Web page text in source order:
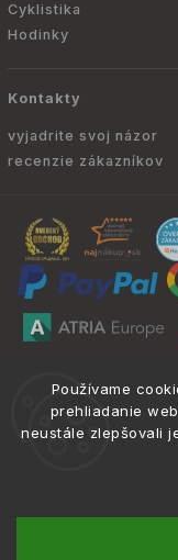
Používame
prehliadanie
neustále zlepšovali
Cyklistika
Hodinky
Kontakty
vyjadrite svoj názor
recenzie zákazníkov